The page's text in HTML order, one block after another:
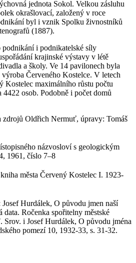
jednota Sokol. Velkou zásluhu
okrašlovací, založený v roce
byl i vznik Spolku živnostníků
(1887).
podnikání i podnikatelské síly
krajinské výstavy v létě
a školy. Ve 14 pavilonech byla
Červeného Kostelce. V letech
Kostelec maximálního růstu počtu
osob. Podobně i počet domů
zdrojů Oldřich Nermuť, úpravy: Tomáš
názvosloví s geologickým
1961, číslo 7–8
města Červený Kostelec I. 1923-
Hurdálek, O původu jmen naší
data. Ročenka spořitelny městské
Srov. i Josef Hurdálek, O původu jména
pomezí 10, 1932-33, s. 31-32.